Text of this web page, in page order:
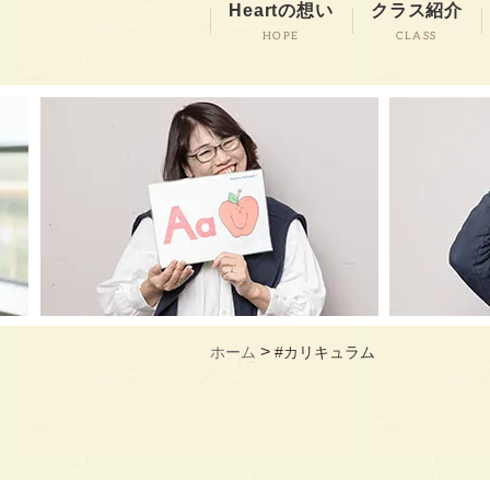
Heartの想い
HOPE
クラス紹介
CLASS
ホーム > #カリキュラム